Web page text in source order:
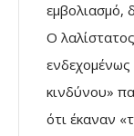
εμβολιασμό,
Ο
ενδεχομένως
κινδύνου»
ότι έκαναν